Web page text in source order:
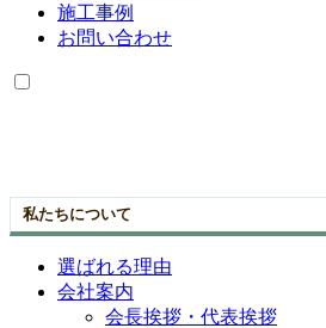
施工事例
お問い合わせ
私たちについて
選ばれる理由
会社案内
会長挨拶・代表挨拶